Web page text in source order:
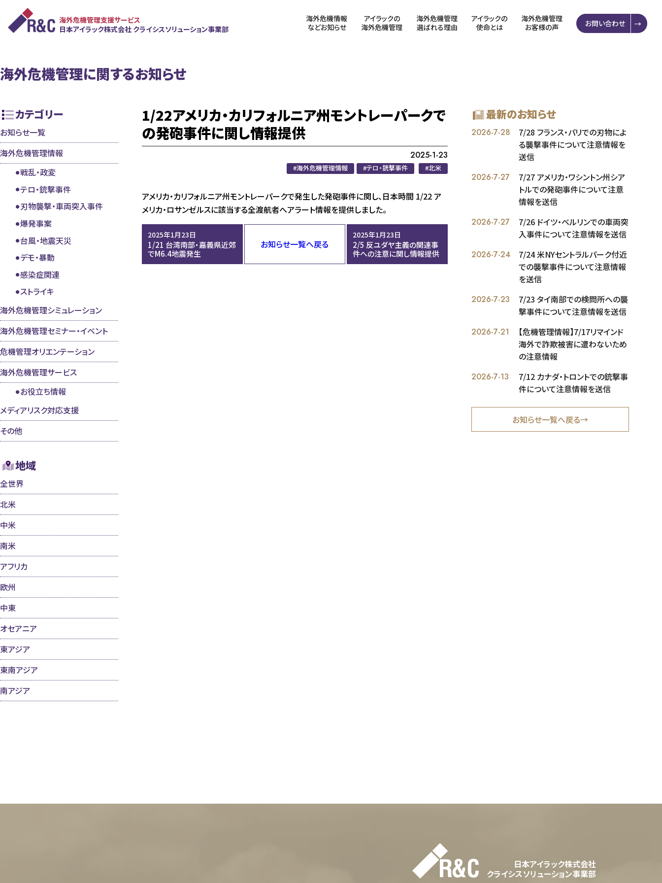
海外危機管理支援サービス
日本アイラック株式会社 クライシスソリューション事業部
海外危機情報
などお知らせ
アイラックの
海外危機管理
海外危機管理
選ばれる理由
アイラックの
使命とは
海外危機管理
お客様の声
お問い合わせ
海外危機管理に関するお知らせ
カテゴリー
お知らせ一覧
海外危機管理情報
戦乱・政変
テロ・銃撃事件
刃物襲撃・車両突入事件
爆発事案
台風・地震天災
デモ・暴動
感染症関連
ストライキ
海外危機管理シミュレーション
海外危機管理セミナー・イベント
危機管理オリエンテーション
海外危機管理サービス
お役立ち情報
メディアリスク対応支援
その他
地域
全世界
北米
中米
南米
アフリカ
欧州
中東
オセアニア
東アジア
東南アジア
南アジア
1/22アメリカ・カリフォルニア州モントレーパークで
の発砲事件に関し情報提供
2025-1-23
海外危機管理情報 テロ・銃撃事件 北米
アメリカ・カリフォルニア州モントレーパークで発生した発砲事件に関し、日本時間 1/22 ア
メリカ・ロサンゼルスに該当する全渡航者へアラート情報を提供しました。
2025年1月23日
1/21 台湾南部・嘉義県近郊
でM6.4地震発生
お知らせ一覧へ戻る
2025年1月23日
2/5 反ユダヤ主義の関連事
件への注意に関し情報提供
最新のお知らせ
2026-7-28
7/28 フランス・パリでの刃物によ
る襲撃事件について注意情報を
送信
2026-7-27
7/27 アメリカ・ワシントン州シア
トルでの発砲事件について注意
情報を送信
2026-7-27
7/26 ドイツ・ベルリンでの車両突
入事件について注意情報を送信
2026-7-24
7/24 米NYセントラルパーク付近
での襲撃事件について注意情報
を送信
2026-7-23
7/23 タイ南部での検問所への襲
撃事件について注意情報を送信
2026-7-21
【危機管理情報】7/17リマインド
海外で詐欺被害に遭わないため
の注意情報
2026-7-13
7/12 カナダ・トロントでの銃撃事
件について注意情報を送信
お知らせ一覧へ戻る→
日本アイラック株式会社
クライシスソリューション事業部